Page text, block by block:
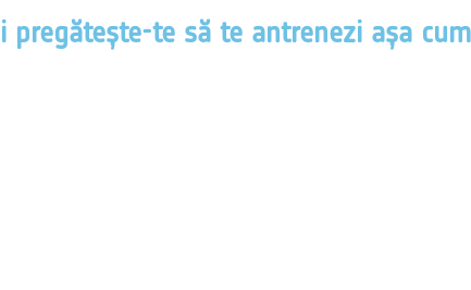
te să te antrenezi așa